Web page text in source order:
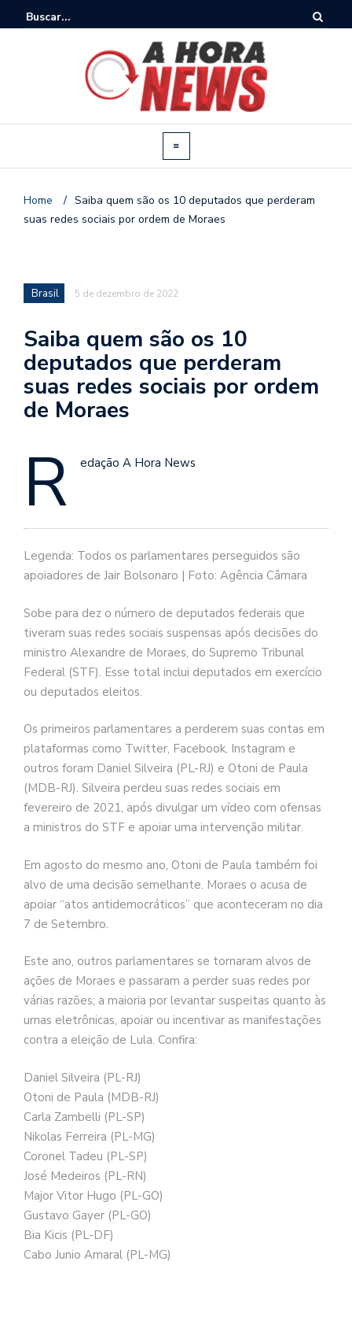
Home / Saiba quem são os 10 deputados que perderam
suas redes sociais por ordem de Moraes
Brasil 5 de dezembro de 2022
Saiba quem são os 10
deputados que perderam
suas redes sociais por ordem
de Moraes
R edação A Hora News
Legenda: Todos os parlamentares perseguidos são
apoiadores de Jair Bolsonaro | Foto: Agência Câmara
Sobe para dez o número de deputados federais que
tiveram suas redes sociais suspensas após decisões do
ministro Alexandre de Moraes, do Supremo Tribunal
Federal (STF). Esse total inclui deputados em exercício
ou deputados eleitos.
Os primeiros parlamentares a perderem suas contas em
plataformas como Twitter, Facebook, Instagram e
outros foram Daniel Silveira (PL-RJ) e Otoni de Paula
(MDB-RJ). Silveira perdeu suas redes sociais em
fevereiro de 2021, após divulgar um vídeo com ofensas
a ministros do STF e apoiar uma intervenção militar.
Em agosto do mesmo ano, Otoni de Paula também foi
alvo de uma decisão semelhante. Moraes o acusa de
apoiar “atos antidemocráticos” que aconteceram no dia
7 de Setembro.
Este ano, outros parlamentares se tornaram alvos de
ações de Moraes e passaram a perder suas redes por
várias razões; a maioria por levantar suspeitas quanto às
urnas eletrônicas, apoiar ou incentivar as manifestações
contra a eleição de Lula. Confira:
Daniel Silveira (PL-RJ)
Otoni de Paula (MDB-RJ)
Carla Zambelli (PL-SP)
Nikolas Ferreira (PL-MG)
Coronel Tadeu (PL-SP)
José Medeiros (PL-RN)
Major Vitor Hugo (PL-GO)
Gustavo Gayer (PL-GO)
Bia Kicis (PL-DF)
Cabo Junio Amaral (PL-MG)